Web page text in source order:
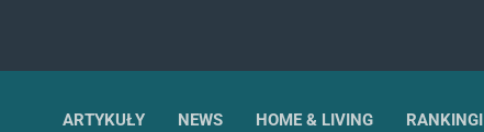
ARTYKUŁY NEWS HOME & LIVING RANKINGI